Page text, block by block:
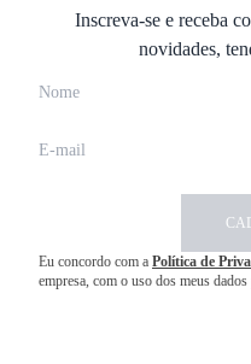
Inscreva-se e receba
novidades,
Eu concordo com a Política de
empresa, com o uso dos meus dados